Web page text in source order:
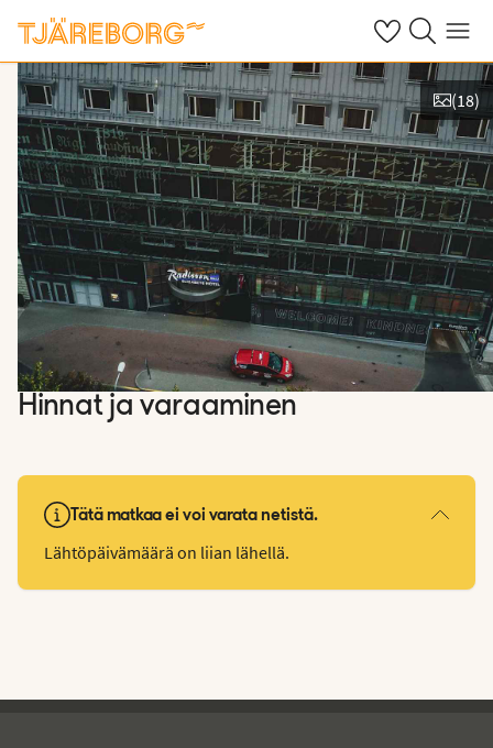
OmatHaku Valikko
Näytä kuvia
(18)
Hinnat ja varaaminen
Tätä matkaa ei voi varata netistä.
Lähtöpäivämäärä on liian lähellä.